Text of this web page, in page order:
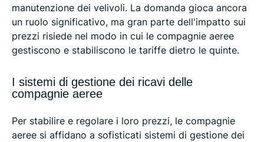
manutenzione dei velivoli. La domanda gioca ancora
un ruolo significativo, ma gran parte dell'impatto sui
prezzi risiede nel modo in cui le compagnie aeree
gestiscono e stabiliscono le tariffe dietro le quinte.
I sistemi di gestione dei ricavi delle
compagnie aeree
Per stabilire e regolare i loro prezzi, le compagnie
aeree si affidano a sofisticati sistemi di gestione dei